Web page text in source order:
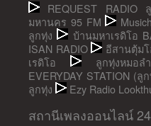
REQUEST RADIO
มหานคร 95 FM
ลูกทุ่ง
บ้านมหาเรดิโอ
ISAN RADIO
อีสานตุ้มโ
เรดิโอ
ลูกทุ่งหมอล
EVERYDAY STATION (
ลูกทุ่ง
Ezy Radio
สถานีเพลงออนไลน์